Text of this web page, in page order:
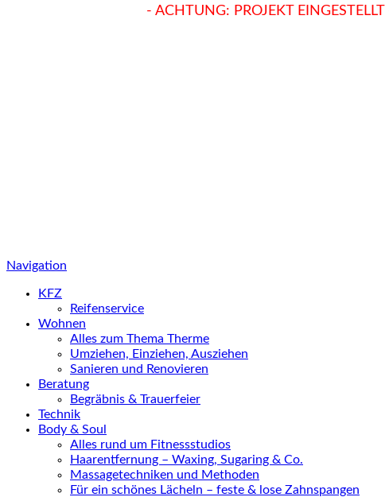
- ACHTUNG: PROJEKT
Navigation
KFZ
Reifenservice
Wohnen
Alles zum Thema Therme
Umziehen, Einziehen, Ausziehen
Sanieren und Renovieren
Beratung
Begräbnis & Trauerfeier
Technik
Body & Soul
Alles rund um Fitnessstudios
Haarentfernung – Waxing, Sugaring & Co.
Massagetechniken und Methoden
Für ein schönes Lächeln – feste & lose Zahnspangen